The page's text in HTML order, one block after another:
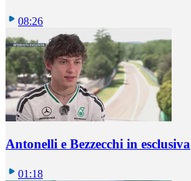
08:26
Antonelli e Bezzecchi in esclusiva
01:18